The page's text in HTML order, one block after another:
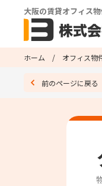
大阪の賃貸オフィス
ホーム オフィス物
前のページに戻る